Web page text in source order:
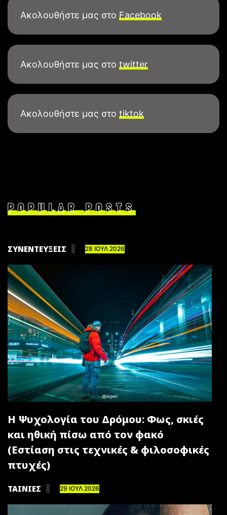
Ακολουθήστε μας στο Facebook
Ακολουθήστε μας στο twitter
Ακολουθήστε μας στο tiktok
POPULAR POSTS
ΣΥΝΕΝΤΕΥΞΕΙΣ 28 ΙΟΥΛ 2026
Η Ψυχολογία του Δρόμου: Φως, σκιές
και ηθική πίσω από τον φακό
(Εστίαση στις τεχνικές & φιλοσοφικές
πτυχές)
ΤΑΙΝΙΕΣ 29 ΙΟΥΛ 2026